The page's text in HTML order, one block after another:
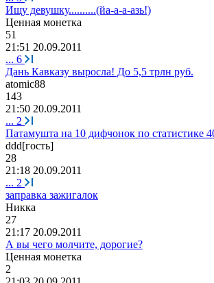
Ищу девушку..........(йа-а-а-азь!)
Ценная монетка
51
21:51 20.09.2011
... 6
Дань Кавказу выросла! До 5,5 трлн руб.
atomic88
143
21:50 20.09.2011
... 2
Патамушта на 10 дифчонок по статистике
ddd[гость]
28
21:18 20.09.2011
... 2
заправка зажигалок
Никка
27
21:17 20.09.2011
А вы чего молчите, дорогие?
Ценная монетка
2